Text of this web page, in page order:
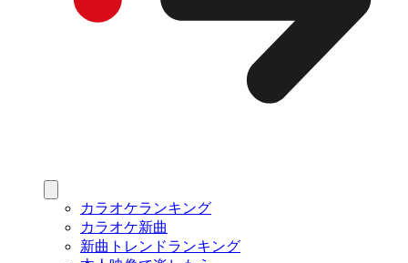
カラオケランキング
カラオケ新曲
新曲トレンドランキング